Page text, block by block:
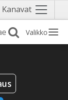
Kanavat Näytä
valikko
Valikko